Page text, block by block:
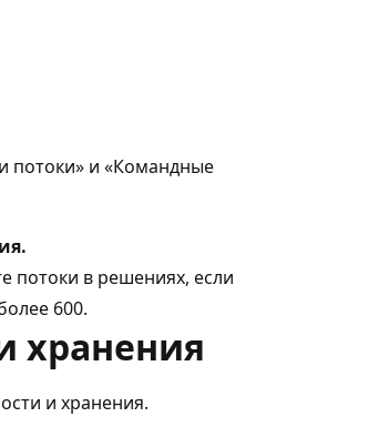
потоки» и «Командные
потоки в решениях, если
600.
хранения
и хранения.